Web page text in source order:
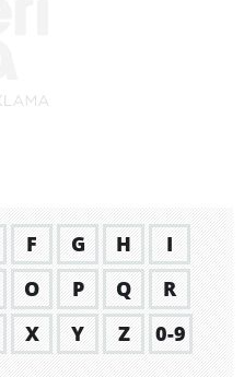
F G H
I
O P Q
R
X Y Z
0-9